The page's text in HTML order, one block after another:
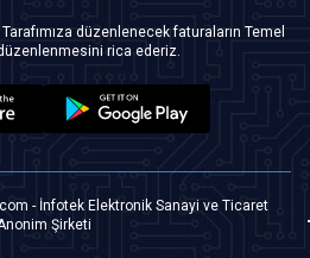
düzenlenecek faturaların Temel
rica ederiz.
- İnfotek Elektronik Sanayi ve Ticaret
Şirketi